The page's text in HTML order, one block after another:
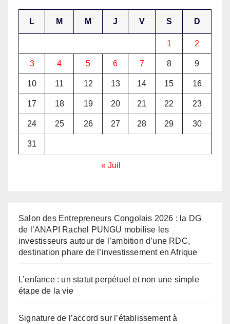
L M M J V S D
1 2
3 4 5 6 7 8 9
10 11 12 13 14 15 16
17 18 19 20 21 22 23
24 25 26 27 28 29 30
31
« Juil
Salon des Entrepreneurs Congolais 2026 : la DG
de l’ANAPI Rachel PUNGU mobilise les
investisseurs autour de l’ambition d’une RDC,
destination phare de l’investissement en Afrique
L’enfance : un statut perpétuel et non une simple
étape de la vie
Signature de l’accord sur l’établissement à